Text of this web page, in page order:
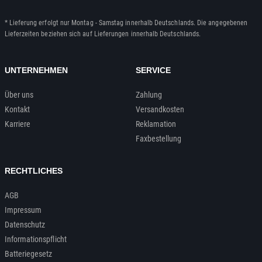
* Lieferung erfolgt nur Montag - Samstag innerhalb Deutschlands. Die angegebenen
Lieferzeiten beziehen sich auf Lieferungen innerhalb Deutschlands.
UNTERNEHMEN
Über uns
Kontakt
Karriere
SERVICE
Zahlung
Versandkosten
Reklamation
Faxbestellung
RECHTLICHES
AGB
Impressum
Datenschutz
Informationspflicht
Batteriegesetz